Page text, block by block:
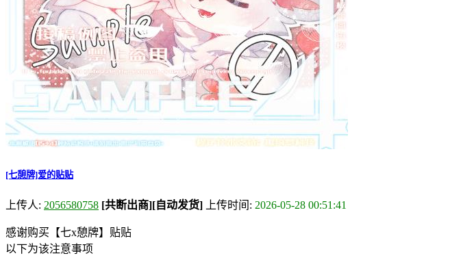
[七憩牌]爱的贴贴
上传人: 2056580758 [共断出商][自动发货] 上传时间: 2026-05-28 00:51:41
感谢购买【七x憩牌】贴贴
以下为该注意事项